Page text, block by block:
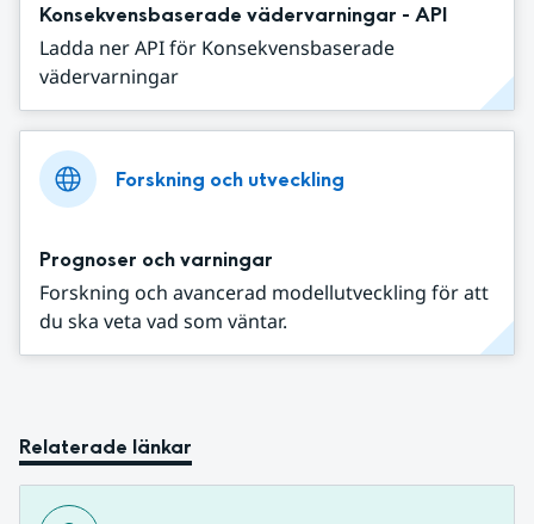
Konsekvensbaserade vädervarningar - API
Ladda ner API för Konsekvensbaserade
vädervarningar
Forskning och utveckling
Prognoser och varningar
Forskning och avancerad modellutveckling för att
du ska veta vad som väntar.
Relaterade länkar